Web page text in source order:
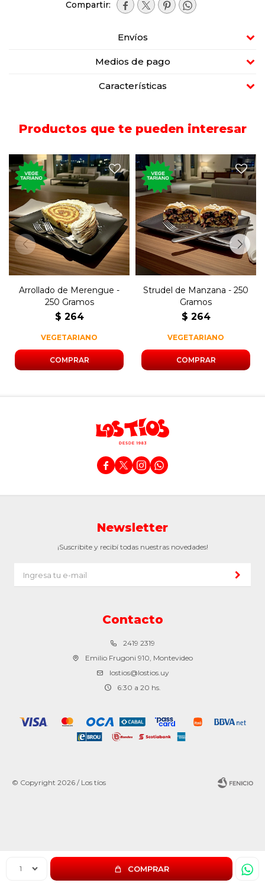
1 COMPRAR
   
Envíos
Medios de pago
Características
Productos que te pueden interesar
250 gramos de postre
arrollado de merengue y
dulce de leche.
Arrollado de Merengue -
250 Gramos
$ 264
VEGETARIANO
250 gramos del postre
tradicional de manzana de
la cocina austríaca y
alemana.
Strudel de Manzana - 250
Gramos
$ 264
VEGETARIANO
   
Contacto
2419 2319
Emilio Frugoni 910, Montevideo
lostios@lostios.uy
6:30 a 20 hs.
Newsletter
¡Suscribite y recibí todas nuestras novedades!
© Copyright 2026 / Los tíos
Fenicio